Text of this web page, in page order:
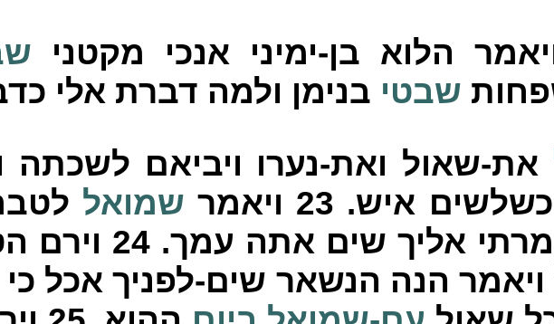
הלוא בן-ימיני אנכי מקטני
שבטי בנימן ולמה דברת אלי
את-שאול ואת-נערו ויביאם
כשלשים איש. 23 ויאמר שמואל
אליך שים אתה עמך. 24 וירם
ויאמר הנה הנשאר שים-לפניך אכל כי